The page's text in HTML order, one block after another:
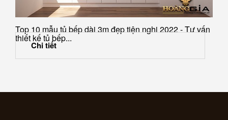
Top 10 mẫu tủ bếp dài 3m đẹp tiện nghi 2022 - Tư vấn
thiết kế tủ bếp...
Chi tiết